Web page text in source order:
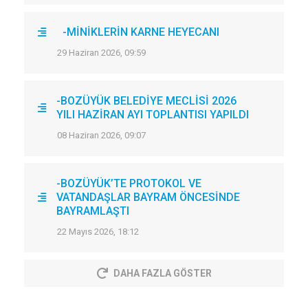
-MİNİKLERİN KARNE HEYECANI
29 Haziran 2026, 09:59
-BOZÜYÜK BELEDİYE MECLİSİ 2026
YILI HAZİRAN AYI TOPLANTISI YAPILDI
08 Haziran 2026, 09:07
-BOZÜYÜK’TE PROTOKOL VE
VATANDAŞLAR BAYRAM ÖNCESİNDE
BAYRAMLAŞTI
22 Mayıs 2026, 18:12
DAHA FAZLA GÖSTER